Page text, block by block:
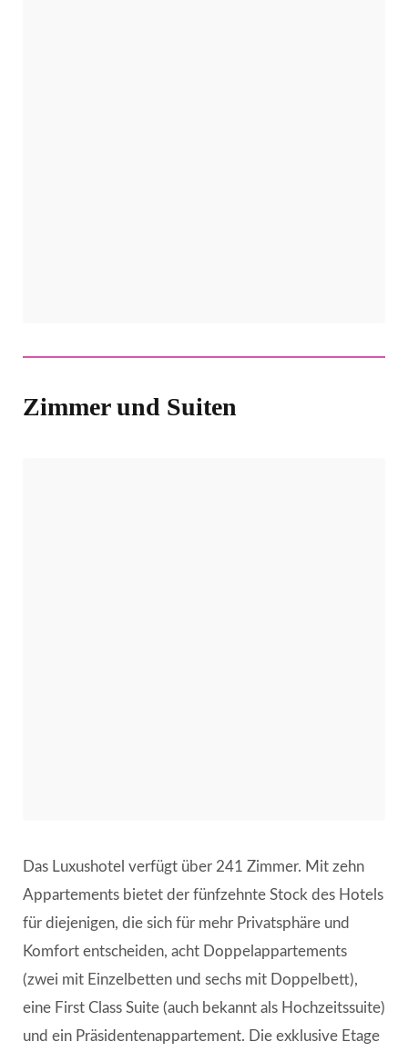
Zimmer und Suiten
Das Luxushotel verfügt über 241 Zimmer. Mit zehn
Appartements bietet der fünfzehnte Stock des Hotels
für diejenigen, die sich für mehr Privatsphäre und
Komfort entscheiden, acht Doppelappartements
(zwei mit Einzelbetten und sechs mit Doppelbett),
eine First Class Suite (auch bekannt als Hochzeitssuite)
und ein Präsidentenappartement. Die exklusive Etage